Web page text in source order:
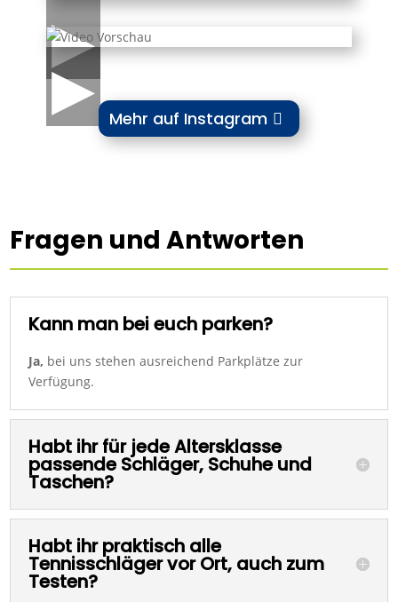
▶
▶ Mehr auf Instagram
Fragen und Antworten
Kann man bei euch parken?
Ja, bei uns stehen ausreichend Parkplätze zur
Verfügung.
Habt ihr für jede Altersklasse
passende Schläger, Schuhe und
Taschen?
Habt ihr praktisch alle
Tennisschläger vor Ort, auch zum
Testen?